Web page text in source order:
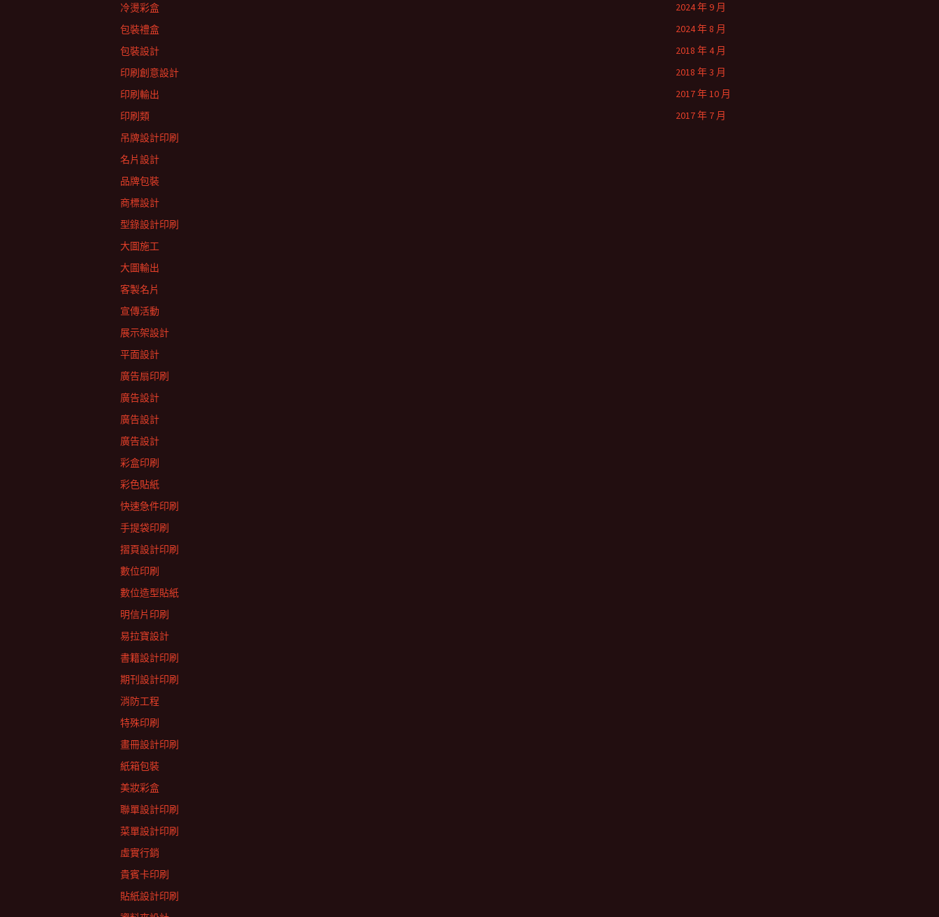
2024 年 9 月
2024 年 8 月
2018 年 4 月
2018 年 3 月
2017 年 10 月
2017 年 7 月
冷燙彩盒
包裝禮盒
包裝設計
印刷創意設計
印刷輸出
印刷類
吊牌設計印刷
名片設計
品牌包裝
商標設計
型錄設計印刷
大圖施工
大圖輸出
客製名片
宣傳活動
展示架設計
平面設計
廣告扇印刷
廣告設計
廣告設計
廣告設計
彩盒印刷
彩色貼紙
快速急件印刷
手提袋印刷
摺頁設計印刷
數位印刷
數位造型貼紙
明信片印刷
易拉寶設計
書籍設計印刷
期刊設計印刷
消防工程
特殊印刷
畫冊設計印刷
紙箱包裝
美妝彩盒
聯單設計印刷
菜單設計印刷
虛實行銷
貴賓卡印刷
貼紙設計印刷